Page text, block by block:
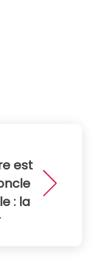
est
: la